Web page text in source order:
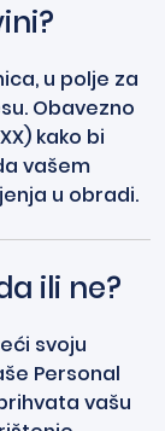
u polje za
Obavezno
kako bi
vašem
u obradi.
ili ne?
svoju
Personal
vašu